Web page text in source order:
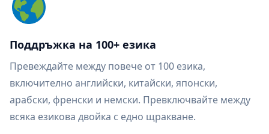
Поддръжка на 100+ езика
Превеждайте между повече от 100 езика,
включително английски, китайски, японски,
арабски, френски и немски. Превключвайте между
всяка езикова двойка с едно щракване.